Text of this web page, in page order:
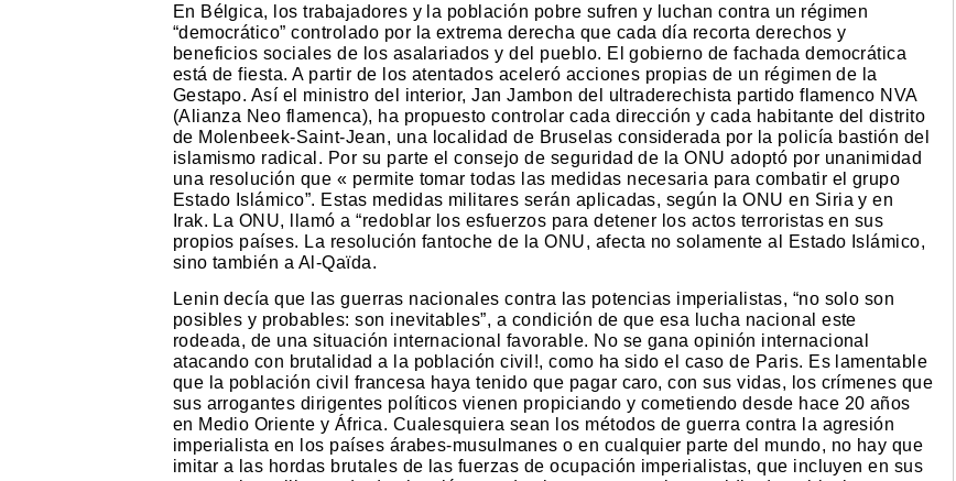
En Bélgica, los trabajadores y la población pobre sufren y luchan contra un régimen
“democrático” controlado por la extrema derecha que cada día recorta derechos y
beneficios sociales de los asalariados y del pueblo. El gobierno de fachada democrática
está de fiesta. A partir de los atentados aceleró acciones propias de un régimen de la
Gestapo. Así el ministro del interior, Jan Jambon del ultraderechista partido flamenco NVA
(Alianza Neo flamenca), ha propuesto controlar cada dirección y cada habitante del distrito
de Molenbeek-Saint-Jean, una localidad de Bruselas considerada por la policía bastión del
islamismo radical. Por su parte el consejo de seguridad de la ONU adoptó por unanimidad
una resolución que « permite tomar todas las medidas necesaria para combatir el grupo
Estado Islámico”. Estas medidas militares serán aplicadas, según la ONU en Siria y en
Irak. La ONU, llamó a “redoblar los esfuerzos para detener los actos terroristas en sus
propios países. La resolución fantoche de la ONU, afecta no solamente al Estado Islámico,
sino también a Al-Qaïda.
Lenin decía que las guerras nacionales contra las potencias imperialistas, “no solo son
posibles y probables: son inevitables”, a condición de que esa lucha nacional este
rodeada, de una situación internacional favorable. No se gana opinión internacional
atacando con brutalidad a la población civil!, como ha sido el caso de Paris. Es lamentable
que la población civil francesa haya tenido que pagar caro, con sus vidas, los crímenes que
sus arrogantes dirigentes políticos vienen propiciando y cometiendo desde hace 20 años
en Medio Oriente y África. Cualesquiera sean los métodos de guerra contra la agresión
imperialista en los países árabes-musulmanes o en cualquier parte del mundo, no hay que
imitar a las hordas brutales de las fuerzas de ocupación imperialistas, que incluyen en sus